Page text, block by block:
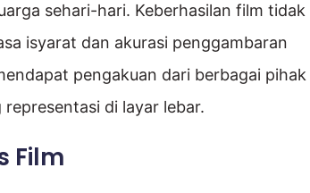
sehari-hari. Keberhasilan film tidak
isyarat dan akurasi penggambaran
pengakuan dari berbagai pihak
di layar lebar.
Film